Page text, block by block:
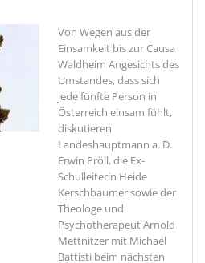
Von Wegen aus der
Einsamkeit bis zur Causa
Waldheim Angesichts des
Umstandes, dass sich
jede fünfte Person in
Österreich einsam fühlt,
diskutieren
Landeshauptmann a. D.
Erwin Pröll, die Ex-
Schulleiterin Heide
Kerschbaumer sowie der
Theologe und
Psychotherapeut Arnold
Mettnitzer mit Michael
Battisti beim nächsten